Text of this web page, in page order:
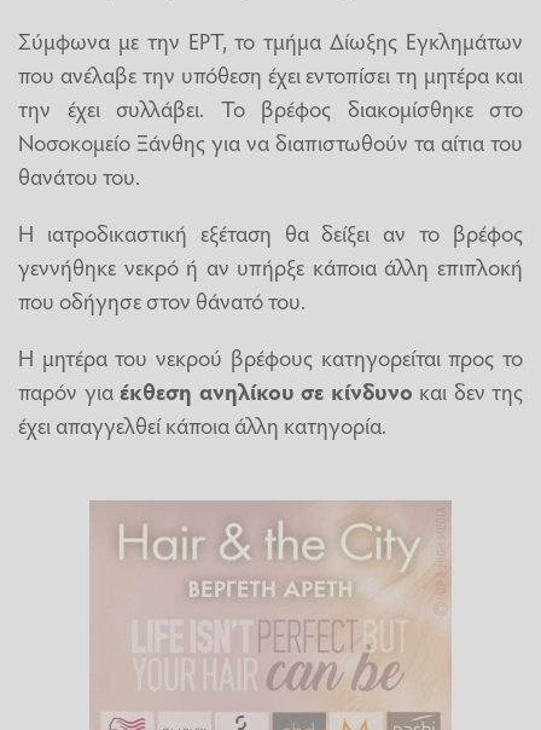
Σύμφωνα με την ΕΡΤ, το τμήμα Δίωξης Εγκλημάτων
που ανέλαβε την υπόθεση έχει εντοπίσει τη μητέρα και
την έχει συλλάβει. Το βρέφος διακομίσθηκε στο
Νοσοκομείο Ξάνθης για να διαπιστωθούν τα αίτια του
θανάτου του.
Η ιατροδικαστική εξέταση θα δείξει αν το βρέφος
γεννήθηκε νεκρό ή αν υπήρξε κάποια άλλη επιπλοκή
που οδήγησε στον θάνατό του.
Η μητέρα του νεκρού βρέφους κατηγορείται προς το
παρόν γιαέκθεση ανηλίκου σε κίνδυνο και δεν της
έχει απαγγελθεί κάποια άλλη κατηγορία.